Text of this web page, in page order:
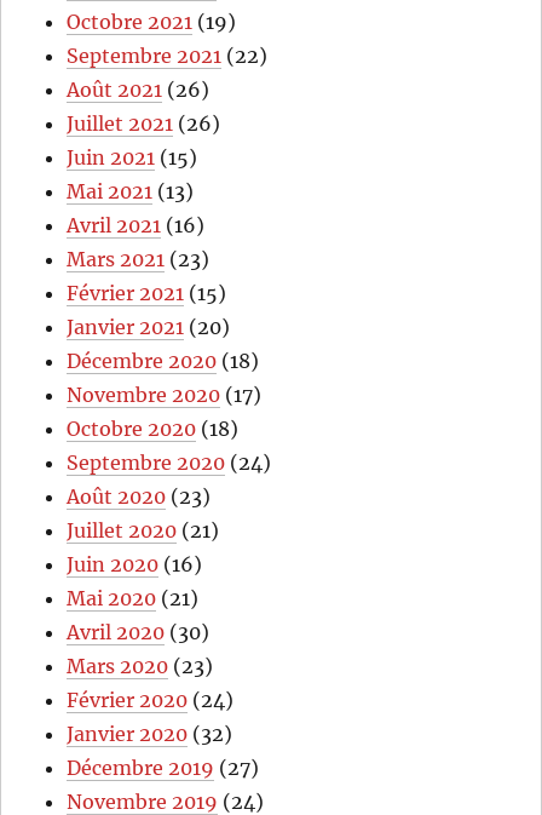
Octobre 2021 (19)
Septembre 2021 (22)
Août 2021 (26)
Juillet 2021 (26)
Juin 2021 (15)
Mai 2021 (13)
Avril 2021 (16)
Mars 2021 (23)
Février 2021 (15)
Janvier 2021 (20)
Décembre 2020 (18)
Novembre 2020 (17)
Octobre 2020 (18)
Septembre 2020 (24)
Août 2020 (23)
Juillet 2020 (21)
Juin 2020 (16)
Mai 2020 (21)
Avril 2020 (30)
Mars 2020 (23)
Février 2020 (24)
Janvier 2020 (32)
Décembre 2019 (27)
Novembre 2019 (24)